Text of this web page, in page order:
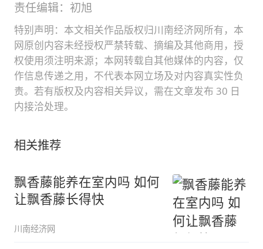
责任编辑：初旭
特别声明：本文相关作品版权归川南经济网所有，本
网原创内容未经授权严禁转载、摘编及其他商用，授
权使用须注明来源；本网转载自其他媒体的内容，仅
作信息传递之用，不代表本网立场及对内容真实性负
责。若有版权及内容相关异议，需在文章发布 30 日
内接洽处理。
相关推荐
飘香藤能养在室内吗 如何
让飘香藤长得快
川南经济网